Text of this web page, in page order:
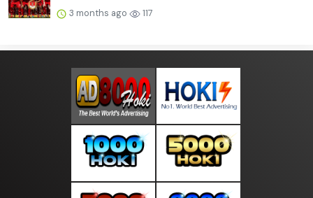
3 months ago 117